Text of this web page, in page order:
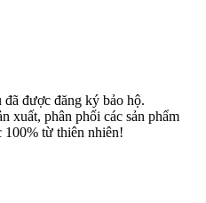
được đăng ký bảo hộ.
phân phối các sản phẩm
100% từ thiên nhiên!